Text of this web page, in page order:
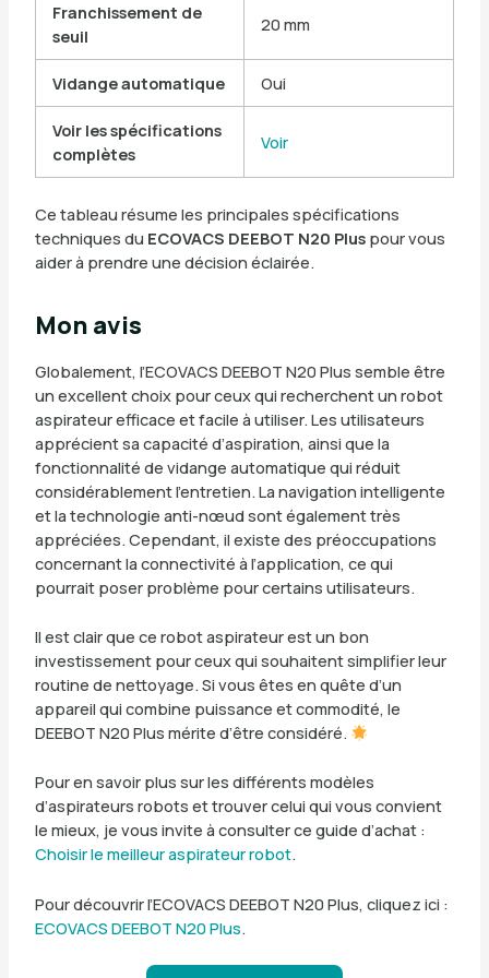
Franchissement de
seuil
20 mm
Vidange automatique Oui
Voir les spécifications
complètes
Voir
Ce tableau résume les principales spécifications
techniques du ECOVACS DEEBOT N20 Pluspour vous
aider à prendre une décision éclairée.
Mon avis
Globalement, l’ECOVACS DEEBOT N20 Plus semble être
un excellent choix pour ceux qui recherchent un robot
aspirateur efficace et facile à utiliser. Les utilisateurs
apprécient sa capacité d’aspiration, ainsi que la
fonctionnalité de vidange automatique qui réduit
considérablement l’entretien. La navigation intelligente
et la technologie anti-nœud sont également très
appréciées. Cependant, il existe des préoccupations
concernant la connectivité à l’application, ce qui
pourrait poser problème pour certains utilisateurs.
Il est clair que ce robot aspirateur est un bon
investissement pour ceux qui souhaitent simplifier leur
routine de nettoyage. Si vous êtes en quête d’un
appareil qui combine puissance et commodité, le
DEEBOT N20 Plus mérite d’être considéré.
Pour en savoir plus sur les différents modèles
d’aspirateurs robots et trouver celui qui vous convient
le mieux, je vous invite à consulter ce guide d’achat :
Choisir le meilleur aspirateur robot.
Pour découvrir l’ECOVACS DEEBOT N20 Plus, cliquez ici :
ECOVACS DEEBOT N20 Plus.